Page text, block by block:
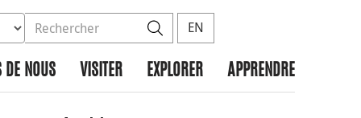
la base de données à rechercher
le site Rechercher
EN
DE NOUS VISITER EXPLORER APPRENDRE